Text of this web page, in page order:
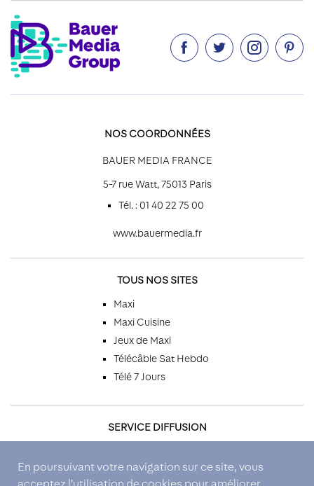
En poursuivant votre navigation sur ce site, vous
   
NOS COORDONNÉES
BAUER MEDIA FRANCE
5-7 rue Watt, 75013 Paris
Tél. : 01 40 22 75 00
www.bauermedia.fr
TOUS NOS SITES
Maxi
Maxi Cuisine
Jeux de Maxi
Télécâble Sat Hebdo
Télé 7 Jours
SERVICE DIFFUSION
Par email